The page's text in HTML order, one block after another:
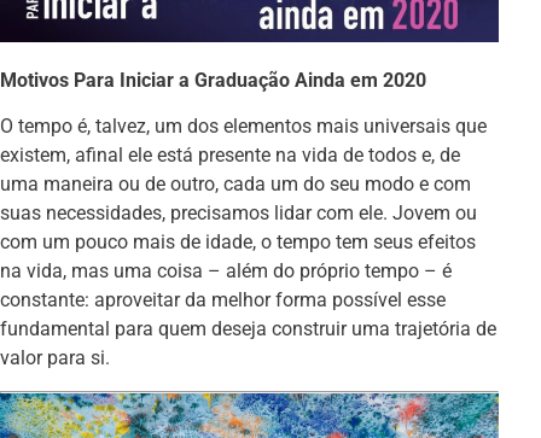
Motivos Para Iniciar a Graduação Ainda em 2020
O tempo é, talvez, um dos elementos mais universais que
existem, afinal ele está presente na vida de todos e, de
uma maneira ou de outro, cada um do seu modo e com
suas necessidades, precisamos lidar com ele. Jovem ou
com um pouco mais de idade, o tempo tem seus efeitos
na vida, mas uma coisa – além do próprio tempo – é
constante: aproveitar da melhor forma possível esse
fundamental para quem deseja construir uma trajetória de
valor para si.